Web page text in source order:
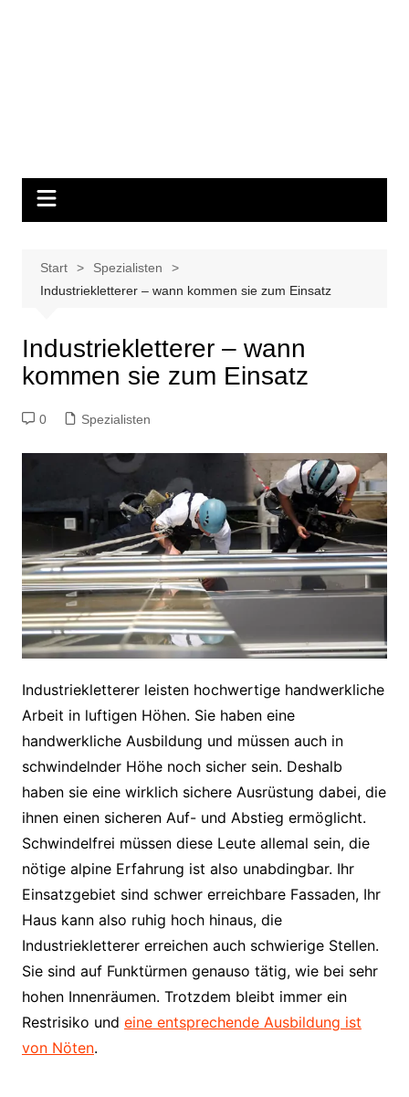
Start
Spezialisten
Industriekletterer – wann kommen sie zum Einsatz
Industriekletterer – wann
kommen sie zum Einsatz
0 Spezialisten
Industriekletterer leisten hochwertige handwerkliche
Arbeit in luftigen Höhen. Sie haben eine
handwerkliche Ausbildung und müssen auch in
schwindelnder Höhe noch sicher sein. Deshalb
haben sie eine wirklich sichere Ausrüstung dabei, die
ihnen einen sicheren Auf- und Abstieg ermöglicht.
Schwindelfrei müssen diese Leute allemal sein, die
nötige alpine Erfahrung ist also unabdingbar. Ihr
Einsatzgebiet sind schwer erreichbare Fassaden, Ihr
Haus kann also ruhig hoch hinaus, die
Industriekletterer erreichen auch schwierige Stellen.
Sie sind auf Funktürmen genauso tätig, wie bei sehr
hohen Innenräumen. Trotzdem bleibt immer ein
Restrisiko und eine entsprechende Ausbildung ist
von Nöten.